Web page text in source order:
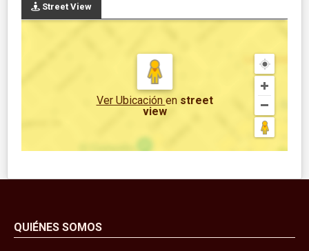
Street View
Ver Ubicación en street
view
QUIÉNES SOMOS